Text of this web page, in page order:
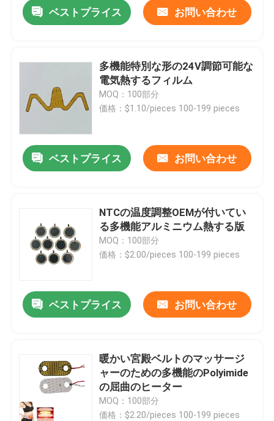
ベストプライス お問い合わせ
多機能特別な形の24V調節可能な
電気熱するフィルム
MOQ：100部分
価格：$1.10/pieces 100-199 pieces
ベストプライス お問い合わせ
NTCの温度調整OEMが付いてい
る多機能アルミニウム熱する版
MOQ：100部分
価格：$2.00/pieces 100-199 pieces
ベストプライス お問い合わせ
暖かい宮殿ベルトのマッサージ
ャーのための多機能のPolyimide
の屈曲のヒーター
MOQ：100部分
価格：$2.20/pieces 100-199 pieces